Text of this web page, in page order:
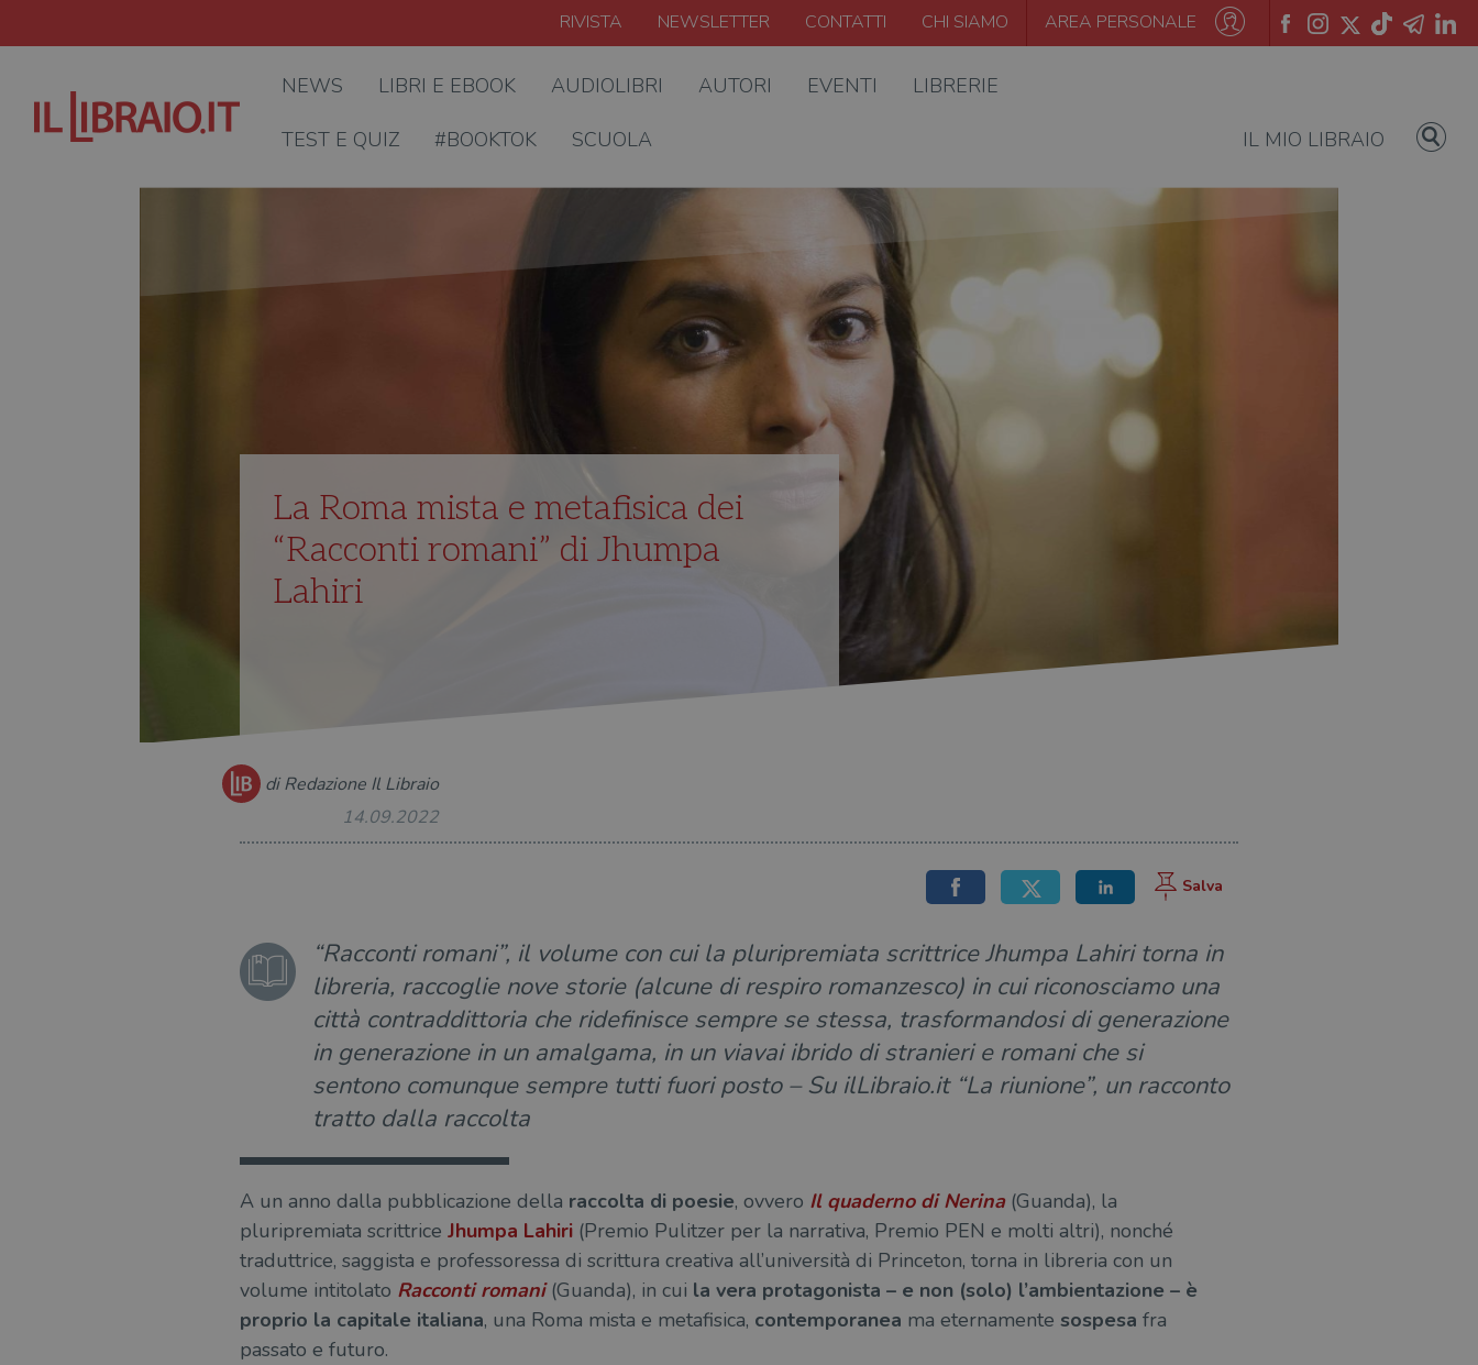
RIVISTA NEWSLETTER CONTATTI CHI SIAMO AREA PERSONALE
NEWS LIBRI E EBOOK AUDIOLIBRI AUTORI EVENTI LIBRERIE
TEST E QUIZ #BOOKTOK SCUOLA IL MIO LIBRAIO
La Roma mista e metafisica dei
“Racconti romani” di Jhumpa
Lahiri
di Redazione Il Libraio
14.09.2022
“Racconti romani”, il volume con cui la pluripremiata scrittrice Jhumpa Lahiri torna in
libreria, raccoglie nove storie (alcune di respiro romanzesco) in cui riconosciamo una
città contraddittoria che ridefinisce sempre se stessa, trasformandosi di generazione
in generazione in un amalgama, in un viavai ibrido di stranieri e romani che si
sentono comunque sempre tutti fuori posto – Su ilLibraio.it “La riunione”, un racconto
tratto dalla raccolta
A un anno dalla pubblicazione della raccolta di poesie, ovvero Il quaderno di Nerina(Guanda), la
pluripremiata scrittrice Jhumpa Lahiri(Premio Pulitzer per la narrativa, Premio PEN e molti altri), nonché
traduttrice, saggista e professoressa di scrittura creativa all’università di Princeton, torna in libreria con un
volume intitolato Racconti romani(Guanda), in cui la vera protagonista – e non (solo) l’ambientazione – è
proprio la capitale italiana, una Roma mista e metafisica, contemporanea ma eternamente sospesa fra
passato e futuro.